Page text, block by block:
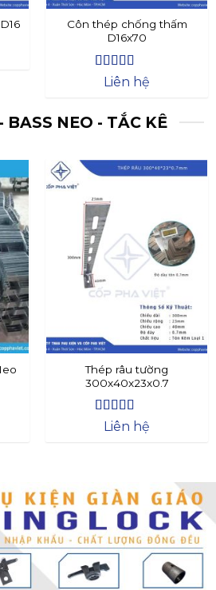
Côn thép chống thấm
D16x70
Được xếp
5
Liên hệ
BASS NEO - TẮC KÊ
Thép râu tường
300x40x23x0.7
Được xếp
Liên hệ